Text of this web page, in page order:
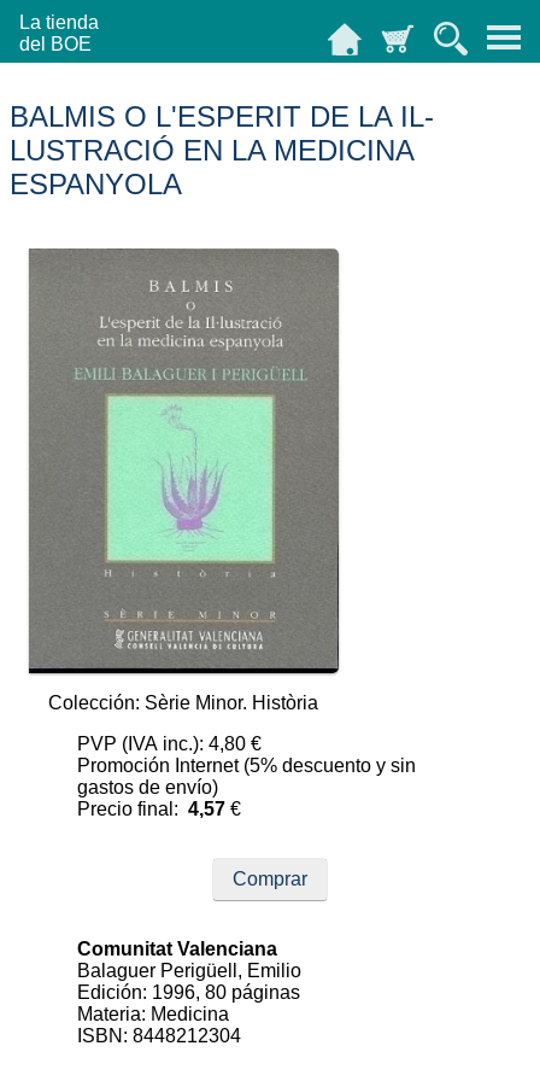
La tienda
del BOE
BALMIS O L'ESPERIT DE LA IL-
LUSTRACIÓ EN LA MEDICINA
ESPANYOLA
Colección: Sèrie Minor. Història
PVP (IVA inc.): 4,80 €
Promoción Internet (5% descuento y sin
gastos de envío)
Precio final: 4,57 €
Comprar
Comunitat Valenciana
Balaguer Perigüell, Emilio
Edición: 1996, 80 páginas
Materia: Medicina
ISBN: 8448212304